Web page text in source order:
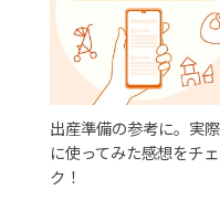
出産準備の参考に。実際
に使ってみた感想をチ
ク！